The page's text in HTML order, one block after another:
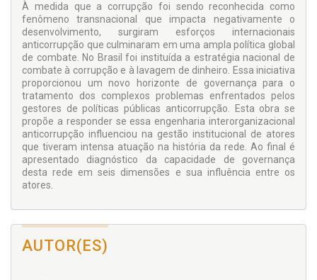
À medida que a corrupção foi sendo reconhecida como
fenômeno transnacional que impacta negativamente o
desenvolvimento, surgiram esforços internacionais
anticorrupção que culminaram em uma ampla política global
de combate. No Brasil foi instituída a estratégia nacional de
combate à corrupção e à lavagem de dinheiro. Essa iniciativa
proporcionou um novo horizonte de governança para o
tratamento dos complexos problemas enfrentados pelos
gestores de políticas públicas anticorrupção. Esta obra se
propõe a responder se essa engenharia interorganizacional
anticorrupção influenciou na gestão institucional de atores
que tiveram intensa atuação na história da rede. Ao final é
apresentado diagnóstico da capacidade de governança
desta rede em seis dimensões e sua influência entre os
atores.
AUTOR(ES)